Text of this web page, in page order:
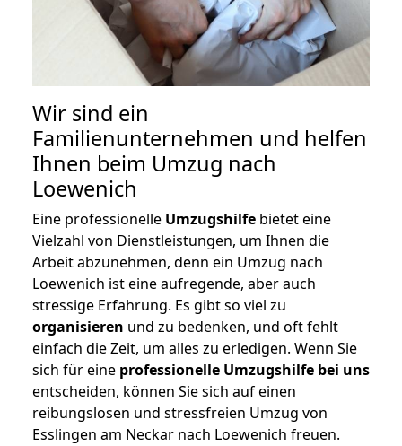
Wir sind ein
Familienunternehmen und helfen
Ihnen beim Umzug nach
Loewenich
Eine professionelle Umzugshilfe bietet eine
Vielzahl von Dienstleistungen, um Ihnen die
Arbeit abzunehmen, denn ein Umzug nach
Loewenich ist eine aufregende, aber auch
stressige Erfahrung. Es gibt so viel zu
organisieren und zu bedenken, und oft fehlt
einfach die Zeit, um alles zu erledigen. Wenn Sie
sich für eine professionelle Umzugshilfe bei uns
entscheiden, können Sie sich auf einen
reibungslosen und stressfreien Umzug von
Esslingen am Neckar nach Loewenich freuen.